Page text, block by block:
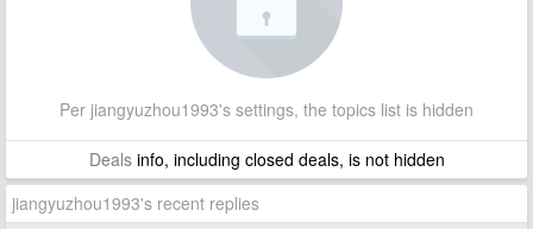
Per jiangyuzhou1993's settings, the topics list is hidden
Dealsinfo, including closed deals, is not hidden
jiangyuzhou1993's recent replies